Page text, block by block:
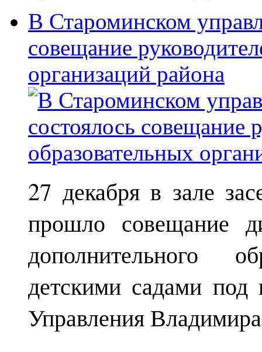
В Староминском
совещание
организаций района
27 декабря в зале
прошло совещание
дополнительного
детскими садами под
Управления